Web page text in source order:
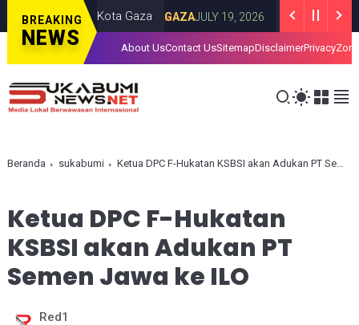
BREAKING
NEWS
Israel di Kota Gaza GAZA JULY 19, 2026 Iran Luncurkan
About UsContact UsSitemapDisclaimerPrivacy
Beranda sukabumi Ketua DPC F-Hukatan KSBSI akan Adukan PT Semen Jawa ke ILO
Ketua DPC F-Hukatan
KSBSI akan Adukan PT
Semen Jawa ke ILO
Red1